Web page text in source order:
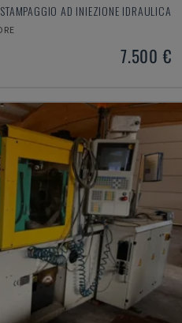
AD INIEZIONE IDRAULICA
7.500 €